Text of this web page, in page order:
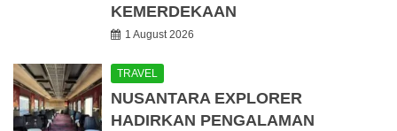
KEMERDEKAAN
1 August 2026
TRAVEL
NUSANTARA EXPLORER
HADIRKAN PENGALAMAN